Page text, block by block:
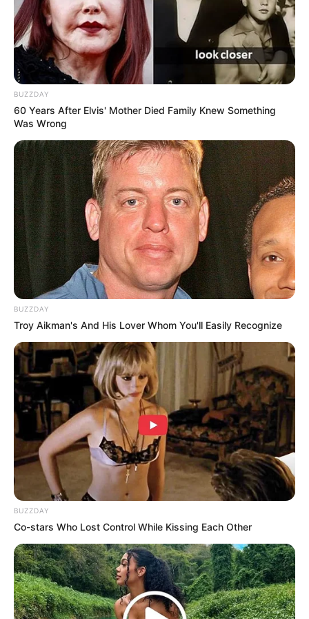
(foto: instagram/ikbalfauzi_)
5. Menghadiri SCTV Award 2019
(foto: instagram/ikbalfauzi_)
FAQ
BUZZDAY
60 Years After Elvis' Mother Died Family Knew Something
Was Wrong
BUZZDAY
Troy Aikman's And His Lover Whom You'll Easily Recognize
BUZZDAY
Co-stars Who Lost Control While Kissing Each Other